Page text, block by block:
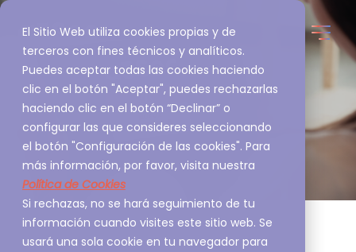
El Sitio Web utiliza cookies propias y de
terceros con fines técnicos y analíticos.
Puedes aceptar todas las cookies haciendo
clic en el botón "Aceptar", puedes rechazarlas
haciendo clic en el botón “Declinar” o
configurar las que consideres seleccionando
el botón "Configuración de las cookies". Para
más información, por favor, visita nuestra
Política de Cookies
Si rechazas, no se hará seguimiento de tu
información cuando visites este sitio web. Se
usará una sola cookie en tu navegador para